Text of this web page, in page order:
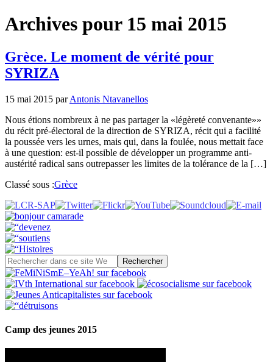
Archives pour 15 mai 2015
Grèce. Le moment de vérité pour
SYRIZA
15 mai 2015 parAntonis Ntavanellos
Nous étions nombreux à ne pas partager la «légèreté convenante»»
du récit pré-électoral de la direction de SYRIZA, récit qui a facilité
la poussée vers les urnes, mais qui, dans la foulée, nous mettait face
à une question: est-il possible de développer un programme anti-
austérité radical sans outrepasser les limites de la tolérance de la […]
Classé sous :Grèce
Camp des jeunes 2015